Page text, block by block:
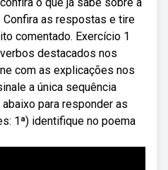
as respostas e tire
comentado. Exercício 1
destacados nos
com as explicações nos
a única sequência
para responder as
1ª) identifique no poema